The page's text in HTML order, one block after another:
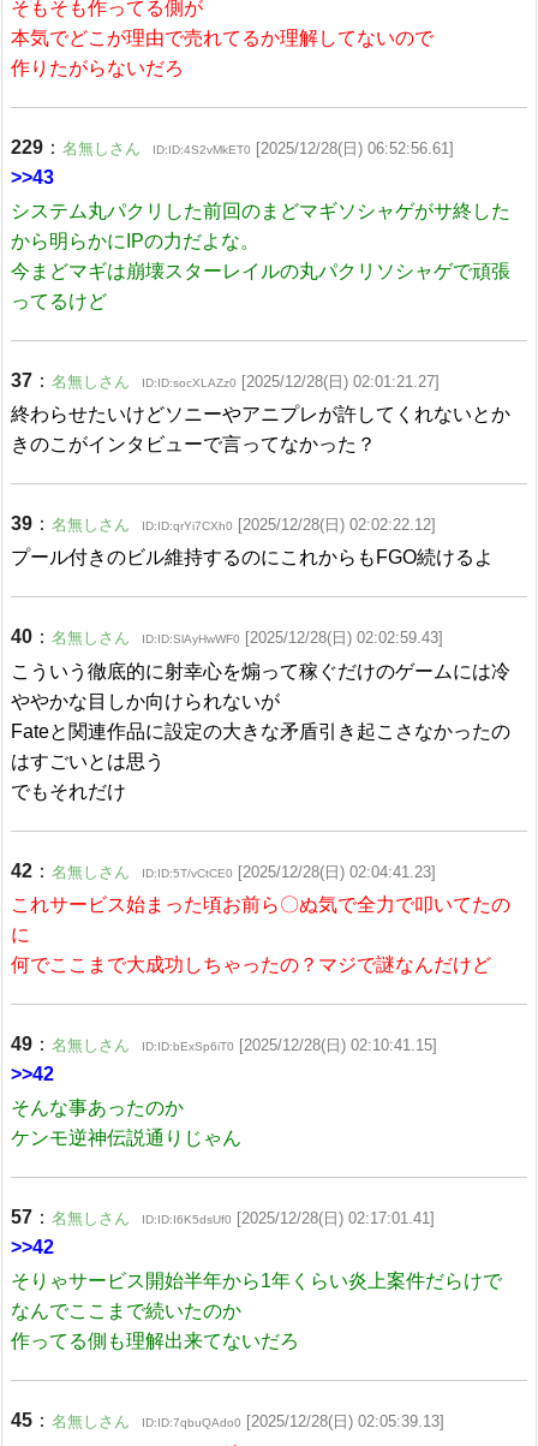
そもそも作ってる側が
本気でどこが理由で売れてるか理解してないので
作りたがらないだろ
229 ： 名無しさん ID:ID:4S2vMkET0 [2025/12/28(日) 06:52:56.61]
>>43
システム丸パクリした前回のまどマギソシャゲがサ終した
から明らかにIPの力だよな。
今まどマギは崩壊スターレイルの丸パクリソシャゲで頑張
ってるけど
37 ： 名無しさん ID:ID:socXLAZz0 [2025/12/28(日) 02:01:21.27]
終わらせたいけどソニーやアニプレが許してくれないとか
きのこがインタビューで言ってなかった？
39 ： 名無しさん ID:ID:qrYi7CXh0 [2025/12/28(日) 02:02:22.12]
プール付きのビル維持するのにこれからもFGO続けるよ
40 ： 名無しさん ID:ID:SlAyHwWF0 [2025/12/28(日) 02:02:59.43]
こういう徹底的に射幸心を煽って稼ぐだけのゲームには冷
ややかな目しか向けられないが
Fateと関連作品に設定の大きな矛盾引き起こさなかったの
はすごいとは思う
でもそれだけ
42 ： 名無しさん ID:ID:5T/vCtCE0 [2025/12/28(日) 02:04:41.23]
これサービス始まった頃お前ら〇ぬ気で全力で叩いてたの
に
何でここまで大成功しちゃったの？マジで謎なんだけど
49 ： 名無しさん ID:ID:bExSp6iT0 [2025/12/28(日) 02:10:41.15]
>>42
そんな事あったのか
ケンモ逆神伝説通りじゃん
57 ： 名無しさん ID:ID:I6K5dsUf0 [2025/12/28(日) 02:17:01.41]
>>42
そりゃサービス開始半年から1年くらい炎上案件だらけで
なんでここまで続いたのか
作ってる側も理解出来てないだろ
45 ： 名無しさん ID:ID:7qbuQAdo0 [2025/12/28(日) 02:05:39.13]